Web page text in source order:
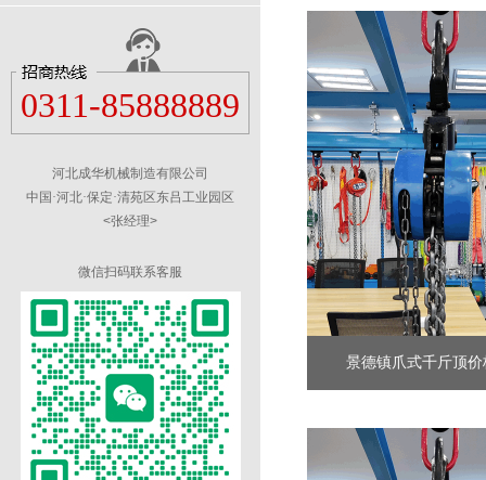
0311-85888889
河北成华机械制造有限公司
中国·河北·保定·清苑区东吕工业园区
<张经理>
微信扫码联系客服
景德镇爪式千斤顶